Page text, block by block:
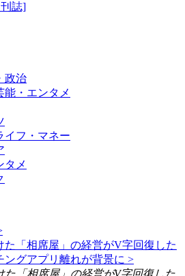
政治
能・エンタメ
イフ・マネー
タメ
た「相席屋」の経営がV字回復した
グアプリ離れが背景に >
た「相席屋」の経営がV字回復した